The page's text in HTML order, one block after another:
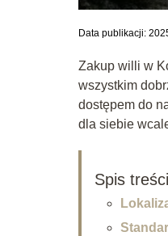
Data publikacji:
Zakup willi w
wszystkim
dostępem do
dla siebie
Spis